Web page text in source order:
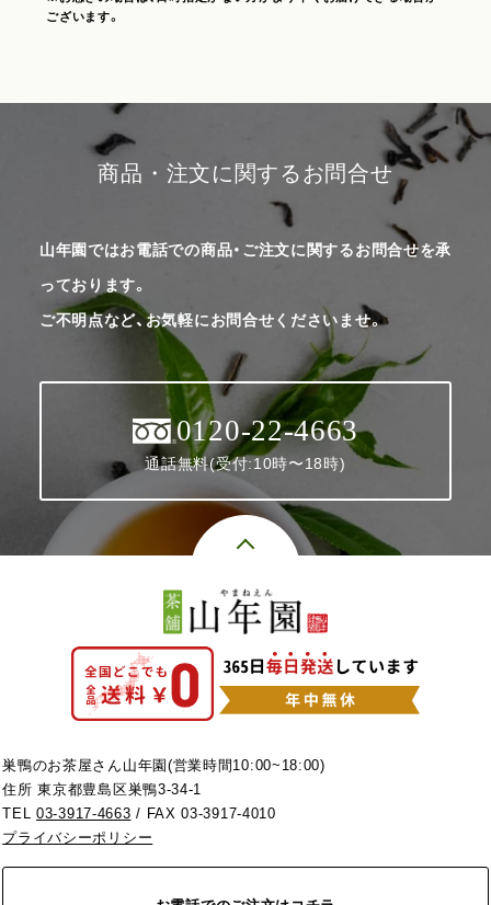
ございます。
商品・注文に関するお問合せ
山年園ではお電話での商品・ご注文に関するお問合せを承
っております。
ご不明点など、お気軽にお問合せくださいませ。
0120-22-4663
通話無料(受付:10時〜18時)
巣鴨のお茶屋さん山年園(営業時間10:00~18:00)
住所 東京都豊島区巣鴨3-34-1
TEL03-3917-4663 / FAX 03-3917-4010
プライバシーポリシー